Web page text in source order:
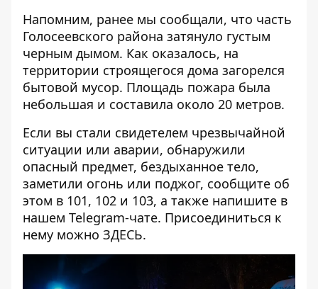
Напомним, ранее мы сообщали, что часть
Голосеевского района затянуло густым
черным дымом. Как оказалось, на
территории строящегося дома загорелся
бытовой мусор. Площадь пожара была
небольшая и составила около 20 метров.
Если вы стали свидетелем чрезвычайной
ситуации или аварии, обнаружили
опасный предмет, бездыханное тело,
заметили огонь или поджог, сообщите об
этом в 101, 102 и 103, а также напишите в
нашем Telegram-чате. Присоединиться к
нему можно ЗДЕСЬ.